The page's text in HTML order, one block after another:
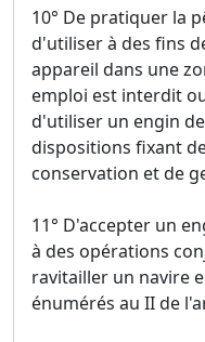
10° De pratiquer la
d'utiliser à des fins
appareil dans une
emploi est interdit
d'utiliser un engin
dispositions fixant
conservation et de
11° D'accepter un
à des opérations
ravitailler un navire
énumérés au II de